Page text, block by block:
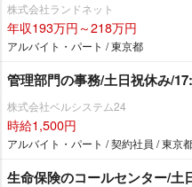
株式会社ランドネット
年収193万円～218万円
アルバイト・パート / 東京都
管理部門の事務/土日祝休み/
株式会社ベルシステム24
時給1,500円
アルバイト・パート / 契約社員 / 東京
生命保険のコールセンター/土